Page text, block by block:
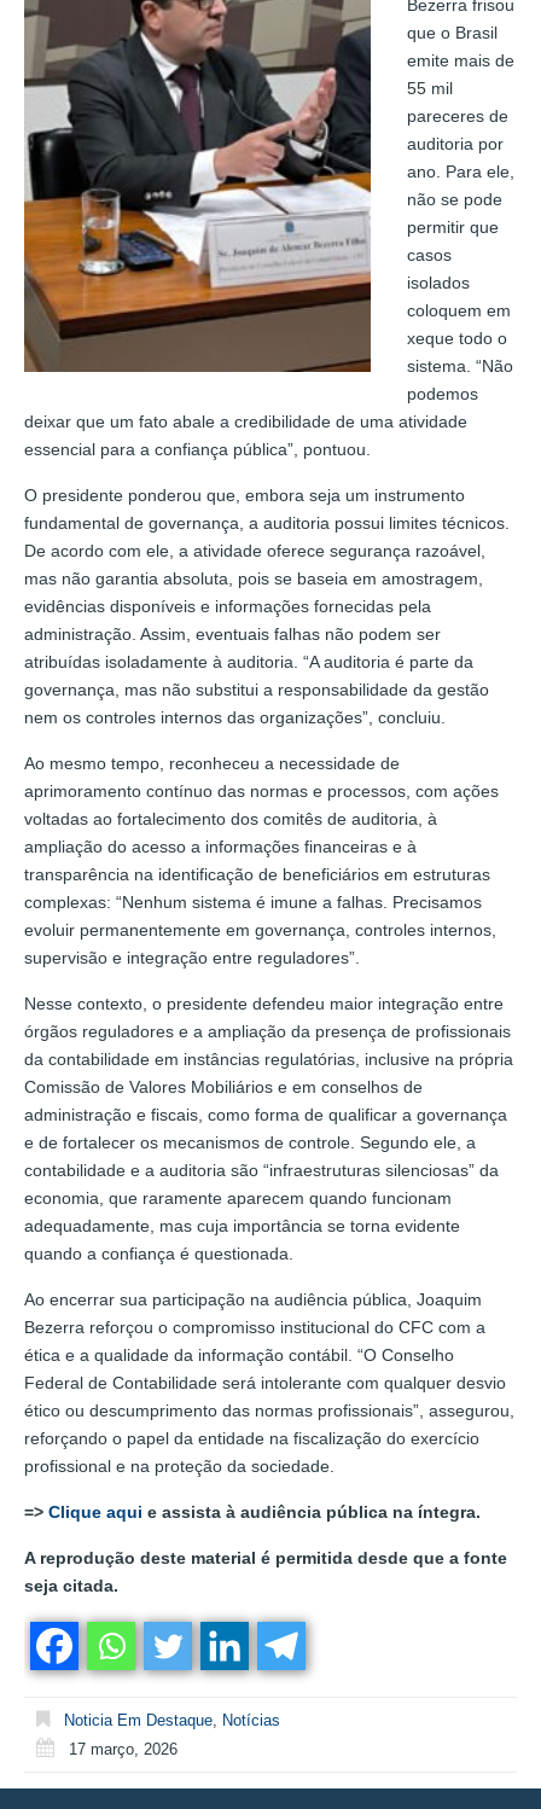
Bezerra frisou
que o Brasil
emite mais de
55 mil
pareceres de
auditoria por
ano. Para ele,
não se pode
permitir que
casos
isolados
coloquem em
xeque todo o
sistema. “Não
podemos
deixar que um fato abale a credibilidade de uma atividade
essencial para a confiança pública”, pontuou.
O presidente ponderou que, embora seja um instrumento
fundamental de governança, a auditoria possui limites técnicos.
De acordo com ele, a atividade oferece segurança razoável,
mas não garantia absoluta, pois se baseia em amostragem,
evidências disponíveis e informações fornecidas pela
administração. Assim, eventuais falhas não podem ser
atribuídas isoladamente à auditoria. “A auditoria é parte da
governança, mas não substitui a responsabilidade da gestão
nem os controles internos das organizações”, concluiu.
Ao mesmo tempo, reconheceu a necessidade de
aprimoramento contínuo das normas e processos, com ações
voltadas ao fortalecimento dos comitês de auditoria, à
ampliação do acesso a informações financeiras e à
transparência na identificação de beneficiários em estruturas
complexas: “Nenhum sistema é imune a falhas. Precisamos
evoluir permanentemente em governança, controles internos,
supervisão e integração entre reguladores”.
Nesse contexto, o presidente defendeu maior integração entre
órgãos reguladores e a ampliação da presença de profissionais
da contabilidade em instâncias regulatórias, inclusive na própria
Comissão de Valores Mobiliários e em conselhos de
administração e fiscais, como forma de qualificar a governança
e de fortalecer os mecanismos de controle. Segundo ele, a
contabilidade e a auditoria são “infraestruturas silenciosas” da
economia, que raramente aparecem quando funcionam
adequadamente, mas cuja importância se torna evidente
quando a confiança é questionada.
Ao encerrar sua participação na audiência pública, Joaquim
Bezerra reforçou o compromisso institucional do CFC com a
ética e a qualidade da informação contábil. “O Conselho
Federal de Contabilidade será intolerante com qualquer desvio
ético ou descumprimento das normas profissionais”, assegurou,
reforçando o papel da entidade na fiscalização do exercício
profissional e na proteção da sociedade.
=> Clique aqui e assista à audiência pública na íntegra.
A reprodução deste material é permitida desde que a fonte
seja citada.
Noticia Em Destaque
Notícias
17 março, 2026